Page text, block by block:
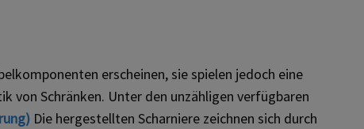
erscheinen, sie spielen jedoch eine
von Schränken. Unter den unzähligen verfügbaren
Die hergestellten Scharniere zeichnen sich durch